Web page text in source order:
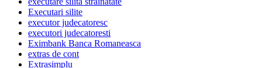
Executari silite
executor judecatoresc
executori judecatoresti
Eximbank Banca Romaneasca
extras de cont
Extrasimplu